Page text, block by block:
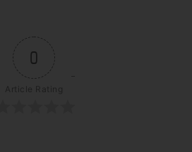
0
Article Rating